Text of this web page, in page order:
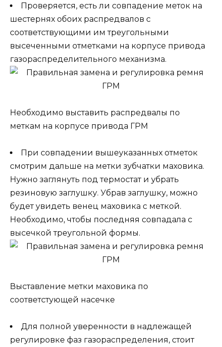
Проверяется, есть ли совпадение меток на
шестернях обоих распредвалов с
соответствующими им треугольными
высеченными отметками на корпусе привода
газораспределительного механизма.
Необходимо выставить распредвалы по
меткам на корпусе привода ГРМ
При совпадении вышеуказанных отметок
смотрим дальше на метки зубчатки маховика.
Нужно заглянуть под термостат и убрать
резиновую заглушку. Убрав заглушку, можно
будет увидеть венец маховика с меткой.
Необходимо, чтобы последняя совпадала с
высечкой треугольной формы.
Выставление метки маховика по
соответстующей насечке
Для полной уверенности в надлежащей
регулировке фаз газораспределения, стоит